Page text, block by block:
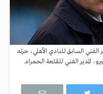
الفني السابق للنادي الأهلي، حزنه
المدير الفني للقلعة الحمراء.